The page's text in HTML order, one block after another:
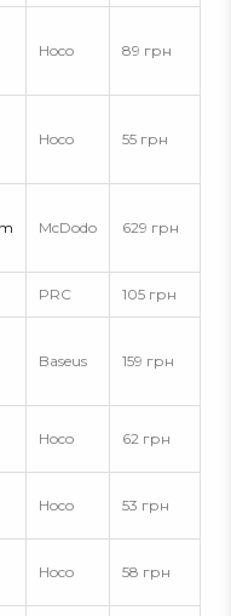
Hoco 89 грн
Hoco 55 грн
McDodo 629 грн
PRC 105 грн
Baseus 159 грн
Hoco 62 грн
Hoco 53 грн
Hoco 58 грн